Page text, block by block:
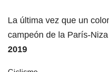
La última vez que un
campeón de la París-
2019